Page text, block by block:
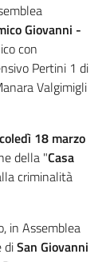
Giovanni -
con
Pertini 1 di
Valgimigli
18 marzo
della "Casa
criminalità
in Assemblea
diSan Giovanni